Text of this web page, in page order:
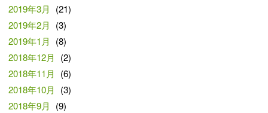
2019年3月
(21)
2019年2月
(3)
2019年1月
(8)
2018年12月
(2)
2018年11月
(6)
2018年10月
(3)
2018年9月
(9)